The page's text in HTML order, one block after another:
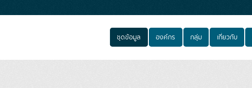
ชุดข้อมูล องค์กร กลุ่ม เกี่ยวกับ